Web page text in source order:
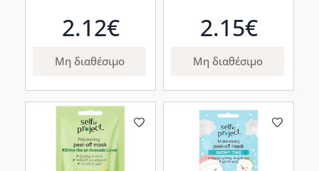
2.12€
Μη διαθέσιμο
2.15€
Μη διαθέσιμο